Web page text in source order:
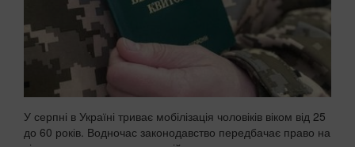
У серпні в Україні триває мобілізація чоловіків віком від 25
до 60 років. Водночас законодавство передбачає право на